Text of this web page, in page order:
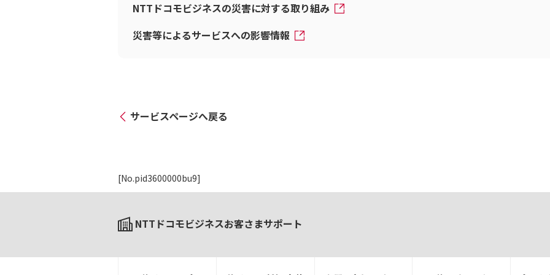
NTTドコモビジネスの災害に対する取り組み
災害等によるサービスへの影響情報
サービスページへ戻る
[No.pid3600000bu9]
NTTドコモビジネスお客さまサポート